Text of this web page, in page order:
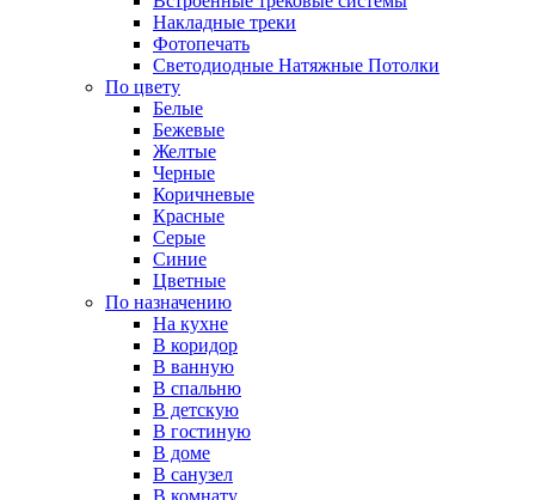
Накладные треки
Фотопечать
Светодиодные Натяжные Потолки
По цвету
Белые
Бежевые
Желтые
Черные
Коричневые
Красные
Серые
Синие
Цветные
По назначению
На кухне
В коридор
В ванную
В спальню
В детскую
В гостиную
В доме
В санузел
В комнату